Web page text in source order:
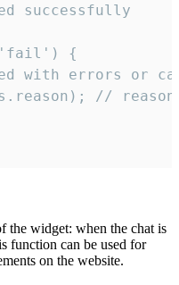
successfully
{
with errors or
//
the widget: when the chat is
function can be used for
on the website.